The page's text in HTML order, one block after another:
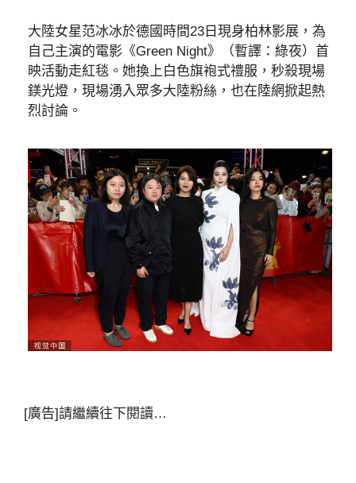
大陸女星范冰冰於德國時間23日現身柏林影展，為
自己主演的電影《Green Night》（暫譯：綠夜）首
映活動走紅毯。她換上白色旗袍式禮服，秒殺現場
鎂光燈，現場湧入眾多大陸粉絲，也在陸網掀起熱
烈討論。
[廣告]請繼續往下閱讀…